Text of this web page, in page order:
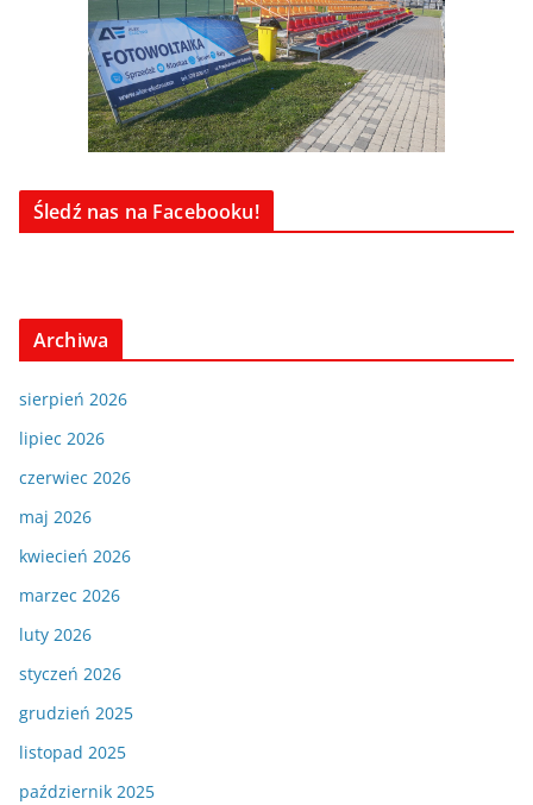
Śledź nas na Facebooku!
Archiwa
sierpień 2026
lipiec 2026
czerwiec 2026
maj 2026
kwiecień 2026
marzec 2026
luty 2026
styczeń 2026
grudzień 2025
listopad 2025
październik 2025